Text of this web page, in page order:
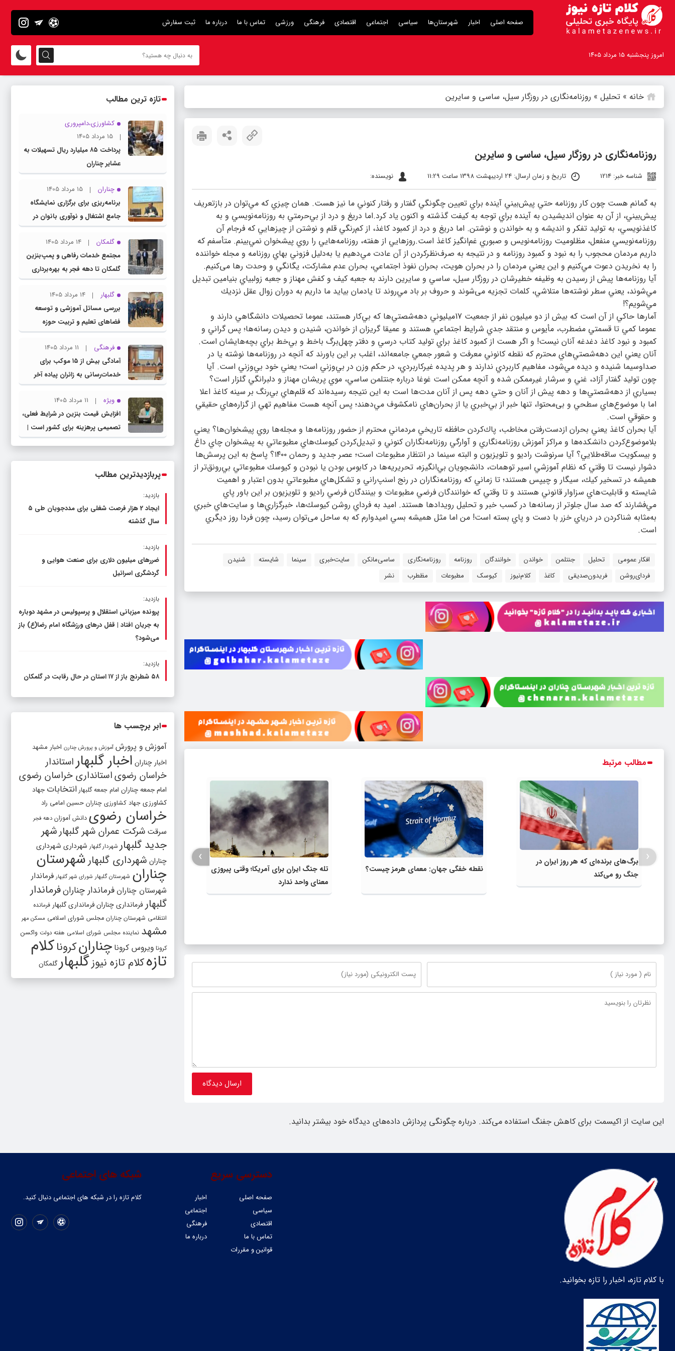
صفحه اصلی اخبار شهرستان‌ها سیاسی اجتماعی اقتصادی فرهنگی ورزشی تماس با ما درباره ما ثبت سفارش
امروز پنجشنبه ۱۵ مرداد ۱۴۰۵
خانه » تحلیل » روزنامه‌نگاری در روزگار سيل، ساسی و سایرین
روزنامه‌نگاری در روزگار سيل، ساسی و سایرین
شناسه خبر: 1214 تاریخ و زمان ارسال: 24 اردیبهشت 1398 ساعت 11:29 نویسنده:
به گمانم هست چون كار روزنامه حتي پيش‌بيني آينده براي تعيين چگونگي گفتار و رفتار كنوني ما نیز هست. همان چيزي كه مي‌توان در بازتعريف
پيش‌بيني، از آن به عنوان انديشيدن به آينده براي توجه به كيفت گذشته و اكنون یاد کرد.اما دريغ و درد از بي‌حرمتي به روزنامه‌نويسي و به
كاغذنويسي، به توليد تفكر و انديشه و به خواندن و نوشتن. اما دريغ و درد از كمبود كاغذ، از كم‌رنگي قلم و نوشتن از چيزهايي كه فرجام آن
روزنامه‌نويسي منفعل، مظلوميت روزنامه‌نويس و صبوري غم‌انگيز كاغذ است.روزهايي از هفته، روزنامه‌هايي را روي پيشخوان نمي‌بينم. متأسفم كه
داريم مردمان محجوب را به نبود و كمبود روزنامه و در نتيجه به صرف‌نظركردن از آن عادت مي‌دهيم يا به‌‌دلیل فزوني بهاي روزنامه و مجله خواننده
را به نخريدن دعوت مي‌كنيم و اين يعني مردمان را در بحران هويت، بحران نفوذ اجتماعي، بحران عدم مشاركت، يگانگي و وحدت رها می‌کنيم.
آيا روزنامه‌ها پيش از رسيدن به وظيفه خطيرشان در روزگار سيل، ساسي و سايرين دارند به جعبه كيف و كفش مهناز و جعبه زولبياي بنيامين تبديل
مي‌شوند، يعني سطر نوشته‌ها متلاشي، كلمات تجزيه می‌شوند و حروف بر باد مي‌روند تا يادمان بيايد ما داريم به دوران زوال عقل نزديك
مي‌شويم؟!
آمارها حاكي از آن است که بيش از دو ميليون نفر از جمعيت 17ميليوني دهه‌شصتي‌ها كه بي‌كار هستند، عموما تحصيلات دانشگاهي دارند و
عموما كمي تا قسمتي مضطرب، مأيوس و منتقد جدي شرايط اجتماعي هستند و عميقا گريزان از خواندن، شنيدن و ديدن رسانه‌ها؛ پس گراني و
كمبود و نبود كاغذ دغدغه آنان نيست! و اگر هست از كمبود كاغذ براي توليد كتاب درسي و دفتر چهل‌برگ باخط و بي‌خط براي بچه‌هايشان است.
آنان يعني اين دهه‌شصتي‌هاي محترم كه نقطه كانوني معرفت و شعور جمعي جامعه‌اند، اغلب بر اين باورند كه آنچه در روزنامه‌ها نوشته يا در
صداوسيما شنيده و ديده مي‌شود، مفاهيم كاربردي‌ ندارند و هر پديده غيركاربردي، در حكم وزن در بي‌وزني است؛ يعني خود بي‌وزني است. آيا
چون توليد گفتار آزاد، غني و سرشار غيرممكن شده و آنچه ممكن است غوغا درباره جنتلمن ساسي، موي پريشان مهناز و دلبرانگي گلزار است؟
بسياري از دهه‌شصتي‌ها و دهه پيش از آنان و حتي دهه پس از آنان مدت‌ها است به اين نتيجه رسيده‌اند که قلم‌هاي بي‌رنگ بر سينه كاغذ اعلا
اما با موضوع‌هاي سطحي و بی‌محتوا، تنها خبر از بي‌خبري يا از بحران‌هاي نامكشوف مي‌دهند؛ پس آنچه هست مفاهيم تهي از گزاره‌هاي حقيقي
و حقوقي است.
آيا بحران كاغذ يعني بحران ازدست‌رفتن مخاطب، پاك‌كردن حافظه تاريخي مردماني محترم از حضور روزنامه‌ها و مجله‌ها روي پيشخوان‌ها؟ يعني
بلاموضوع‌كردن دانشكده‌ها و مراكز آموزش روزنامه‌نگاري و آوارگي روزنامه‌نگاران كنوني و تبديل‌کردن كيوسك‌هاي مطبوعاتي به پيشخوان چاي داغ
و بيسكويت ساقه‌طلايي؟ آيا سرنوشت راديو و تلويزيون و البته سينما در انتظار مطبوعات است؛ عصر جديد و رحمان ١٤٠٠؟ پاسخ به اين پرسش‌ها
دشوار نيست تا وقتي كه نظام آموزشي اسير توهمات، دانشجويان بي‌انگيزه، تحريريه‌ها در كابوس بودن يا نبودن و كيوسك مطبوعاتي بي‌رونق‌تر از
هميشه در تسخير كيك، سيگار و چيپس هستند؛ تا زماني كه روزنامه‌نگاران در رنج اسنپ‌راني و تشكل‌هاي مطبوعاتي بدون اعتبار و اهميت
شايسته و قابليت‌هاي سزاوار قانوني هستند و تا وقتي كه خوانندگان فرضي مطبوعات و بينندگان فرضي راديو و تلويزيون بر اين باور پاي
مي‌فشارند كه صد سال جلوتر از رسانه‌ها در كسب خبر و تحليل رويدادها هستند. اميد به فرداي روشن كيوسك‌ها، خبرگزاري‌ها و سايت‌هاي خبري
به‌مثابه شناكردن در درياي خزر با دست و پاي بسته است! من اما مثل هميشه بسي اميدوارم كه به ساحل می‌توان رسيد، چون فردا روز ديگري
است.
افکار عمومی تحلیل جنتلمن خواندن خوانندگان روزنامه روزنامه‌نگاری ساسی‌مانکن سایت‌خبری سینما شایسته
شنیدن
فردای‌روشن
فریدون‌صدیقی کاغذ کلام‌نیوز کیوسک مطبوعات مظطرب نشر
مطالب مرتبط
برگ‌های برنده‌ای که هر روز ایران در
جنگ رو می‌کند
نقطه خفگی جهان: معمای‌‌ هرمز چیست؟
تله جنگ ایران برای آمریکا؛ وقتی پیروزی
معنای واحد ندارد
سلاح نامرئی ایران در تنگه هرمز
‹
›
این سایت از اکیسمت برای کاهش جفنگ استفاده می‌کند. درباره چگونگی پردازش داده‌های دیدگاه خود بیشتر بدانید.
تازه ترین مطالب
کشاورزی،دامپروری
15 مرداد 1405
پرداخت ۸۵ میلیارد ریال تسهیلات به
عشایر چناران
چناران
15 مرداد 1405
برنامه‌ریزی برای برگزاری نمایشگاه
جامع اشتغال و نوآوری بانوان در
چناران
گلمکان
14 مرداد 1405
مجتمع خدمات رفاهی و پمپ‌بنزین
گلمکان تا دهه فجر به بهره‌برداری
می‌رسد
گلبهار
14 مرداد 1405
بررسی مسائل آموزشی و توسعه
فضاهای تعلیم و تربیت حوزه
انتخابیه در نشست مشترک عضو
کمیسیون آموزش مجلس با مدیرکل
آموزش و پرورش خراسان رضوی
فرهنگی
11 مرداد 1405
آمادگی بیش از ۱۵ موکب برای
خدمات‌رسانی به زائران پیاده آخر
صفر در شهرستان چناران
ویژه
11 مرداد 1405
افزایش قیمت بنزین در شرایط فعلی،
تصمیمی پرهزینه برای کشور است |
دولت، قاچاق سوخت و عوامل اصلی
پربازدیدترین مطالب
بازدید:
ایجاد 2 هزار فرصت شغلی برای مددجویان طی ۵
سال گذشته
بازدید:
ضررهای میلیون دلاری برای صنعت هوایی و
گردشگری اسرائیل
بازدید:
پرونده میزبانی استقلال و پرسپولیس در مشهد دوباره
به جریان افتاد | قفل در‌های ورزشگاه امام رضا(ع) باز
می‌شود؟
بازدید:
۵۸ شطرنج‌ باز از ۱۷ استان در حال رقابت در گلمکان
ابر برچسب ها
آموزش و پرورش آموزش و پرورش چنارن اخبار مشهد
اخبار چناران اخبار گلبهار استاندار
خراسان رضویاستانداری خراسان رضوی
امام جمعه چناران امام جمعه گلبهار انتخابات جهاد
کشاورزی جهاد کشاورزی چناران حسین امامی راد
خراسان رضوی دانش آموزان دهه فجر
سرقت شرکت عمران شهر گلبهارشهر
جدید گلبهار شهردار گلبهار شهرداری شهرداری
چناران شهرداری گلبهار شهرستان
چناران شهرستان گلبهار شورای شهر گلبهار فرماندار
شهرستان چناران فرماندار چنارانفرماندار
گلبهار فرمانداری چنارانفرمانداری گلبهار فرمانده
انتظامی شهرستان چناران مجلس شورای اسلامی مسکن مهر
مشهد نماینده مجلس شورای اسلامی هفته دولت واکسن
کرونا ویروس کرونا چنارانکروناکلام
تازهکلام تازه نیوزگلبهارگلمکان
با کلام تازه، اخبار را تازه بخوانید.
شبکه های اجتماعی
کلام تازه را در شبکه ‌های اجتماعی دنبال کنید.
دسترسی سریع
صفحه اصلی
اخبار
سیاسی
اجتماعی
اقتصادی
فرهنگی
تماس با ما
درباره ما
قوانین و مقررات